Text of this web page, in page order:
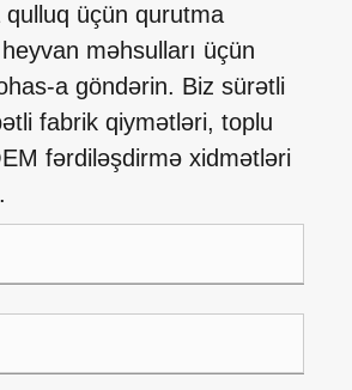
qulluq üçün qurutma
məhsulları üçün
a göndərin. Biz sürətli
fabrik qiymətləri, toplu
fərdiləşdirmə xidmətləri